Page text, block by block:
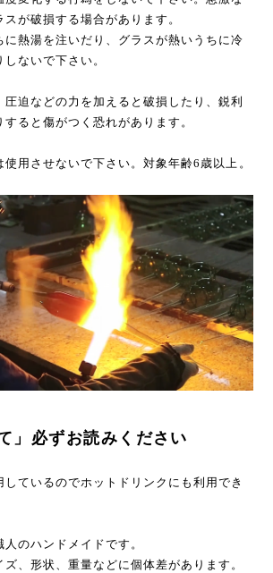
が破損する場合があります。
に熱湯を注いだり、グラスが熱いうちに冷
ないで下さい。
圧迫などの力を加えると破損したり、鋭利
ると傷がつく恐れがあります。
使用させないで下さい。対象年齢6歳以上。
」必ずお読みください
しているのでホットドリンクにも利用でき
のハンドメイドです。
、形状、重量などに個体差があります。